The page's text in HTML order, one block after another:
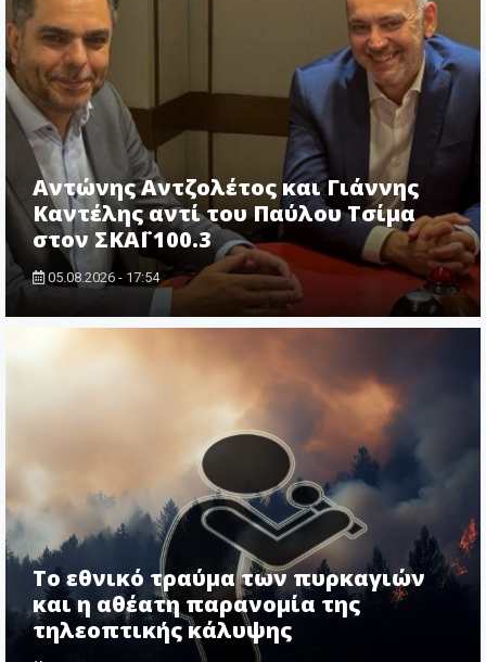
Αντώνης Αντζολέτος και Γιάννης
Καντέλης αντί του Παύλου Τσίμα
στον ΣΚΑΪ 100.3
05.08.2026 - 17:54
Το εθνικό τραύμα των πυρκαγιών
και η αθέατη παρανομία της
τηλεοπτικής κάλυψης